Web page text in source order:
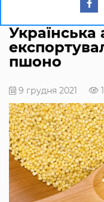
Українська
пшоно
9 грудня 2021